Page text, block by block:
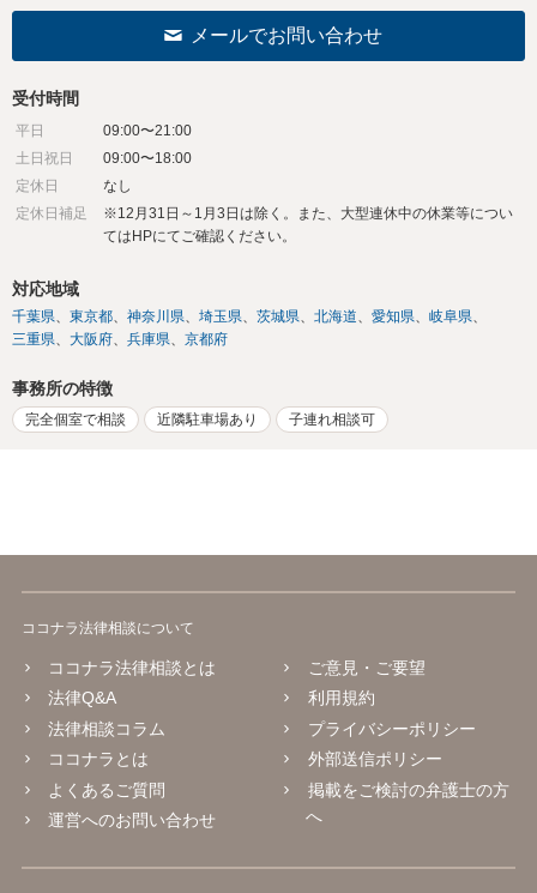
メールでお問い合わせ
受付時間
平日
09:00〜21:00
土日祝日
09:00〜18:00
定休日
なし
定休日補足
※12月31日～1月3日は除く。また、大型連休中の休業等につい
てはHPにてご確認ください。
対応地域
千葉県 東京都 神奈川県 埼玉県 茨城県 北海道 愛知県
岐阜県
三重県
大阪府 兵庫県 京都府
事務所の特徴
完全個室で相談 近隣駐車場あり 子連れ相談可
ココナラ法律相談について
ココナラ法律相談とは
法律Q&A
法律相談コラム
ココナラとは
よくあるご質問
運営へのお問い合わせ
ご意見・ご要望
利用規約
プライバシーポリシー
外部送信ポリシー
掲載をご検討の弁護士の方
へ